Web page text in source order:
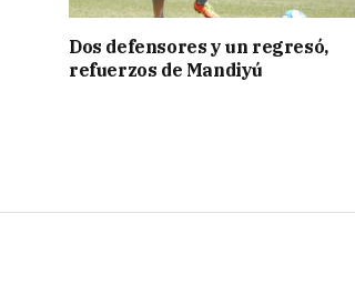
Dos defensores y un regresó,
refuerzos de Mandiyú